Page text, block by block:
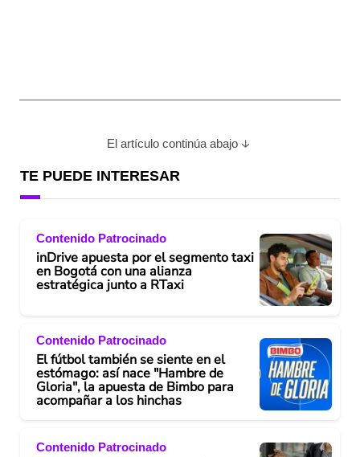
El artículo continúa abajo
TE PUEDE INTERESAR
Contenido Patrocinado
inDrive apuesta por el segmento taxi
en Bogotá con una alianza
estratégica junto a RTaxi
Contenido Patrocinado
El fútbol también se siente en el
estómago: así nace "Hambre de
Gloria", la apuesta de Bimbo para
acompañar a los hinchas
Contenido Patrocinado